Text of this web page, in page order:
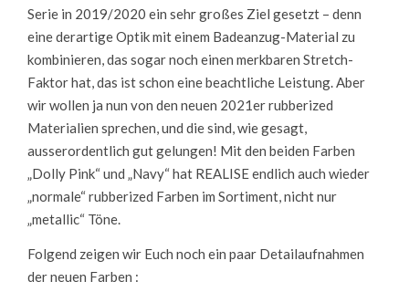
Serie in 2019/2020 ein sehr großes Ziel gesetzt – denn
eine derartige Optik mit einem Badeanzug-Material zu
kombinieren, das sogar noch einen merkbaren Stretch-
Faktor hat, das ist schon eine beachtliche Leistung. Aber
wir wollen ja nun von den neuen 2021er rubberized
Materialien sprechen, und die sind, wie gesagt,
ausserordentlich gut gelungen! Mit den beiden Farben
„Dolly Pink“ und „Navy“ hat REALISE endlich auch wieder
„normale“ rubberized Farben im Sortiment, nicht nur
„metallic“ Töne.
Folgend zeigen wir Euch noch ein paar Detailaufnahmen
der neuen Farben :